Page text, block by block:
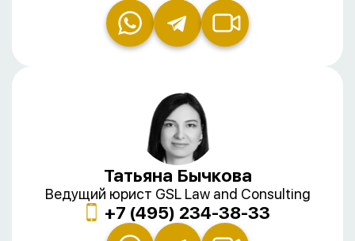
Татьяна Бычкова
Ведущий юрист GSL Law and Consulting
+7 (495) 234-38-33